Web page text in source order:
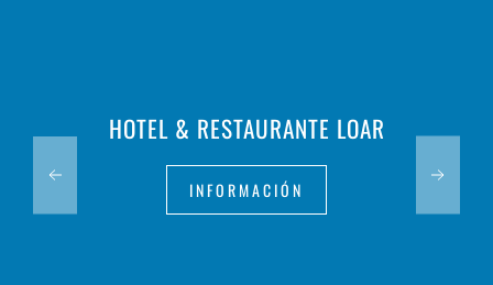
HOTEL & RESTAURANTE LOAR
INFORMACIÓN